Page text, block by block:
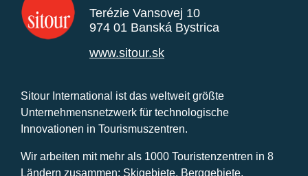
Terézie Vansovej 10
974 01 Banská Bystrica
www.sitour.sk
Sitour International ist das weltweit größte
Unternehmensnetzwerk für technologische
Innovationen in Tourismuszentren.
Wir arbeiten mit mehr als 1000 Touristenzentren in 8
Ländern zusammen: Skigebiete, Berggebiete,